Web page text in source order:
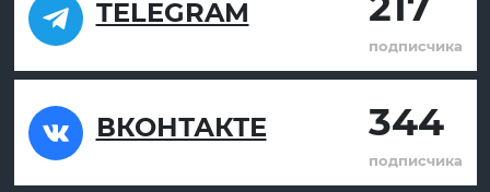
TELEGRAM
подписчика
ВКОНТАКТЕ 344
подписчика